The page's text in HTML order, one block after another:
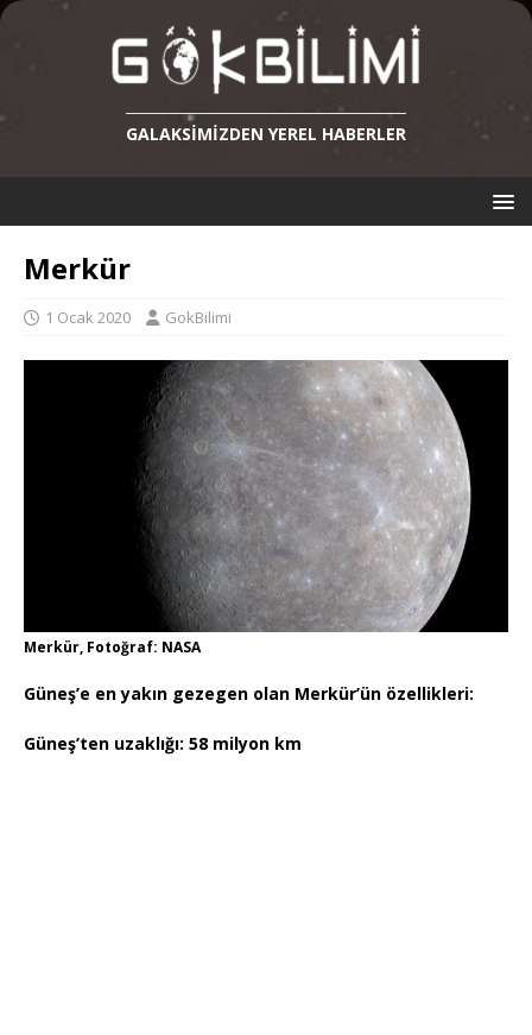
GALAKSIMIZDEN YEREL HABERLER
Merkür
1 Ocak 2020 GokBilimi
Merkür, Fotoğraf: NASA
Güneş’e en yakın gezegen olan Merkür’ün özellikleri:
Güneş’ten uzaklığı: 58 milyon km